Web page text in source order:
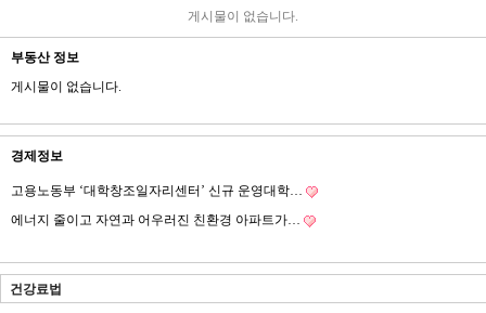
게시물이 없습니다.
부동산 정보
게시물이 없습니다.
경제정보
고용노동부 ‘대학창조일자리센터’ 신규 운영대학…
에너지 줄이고 자연과 어우러진 친환경 아파트가…
건강료법